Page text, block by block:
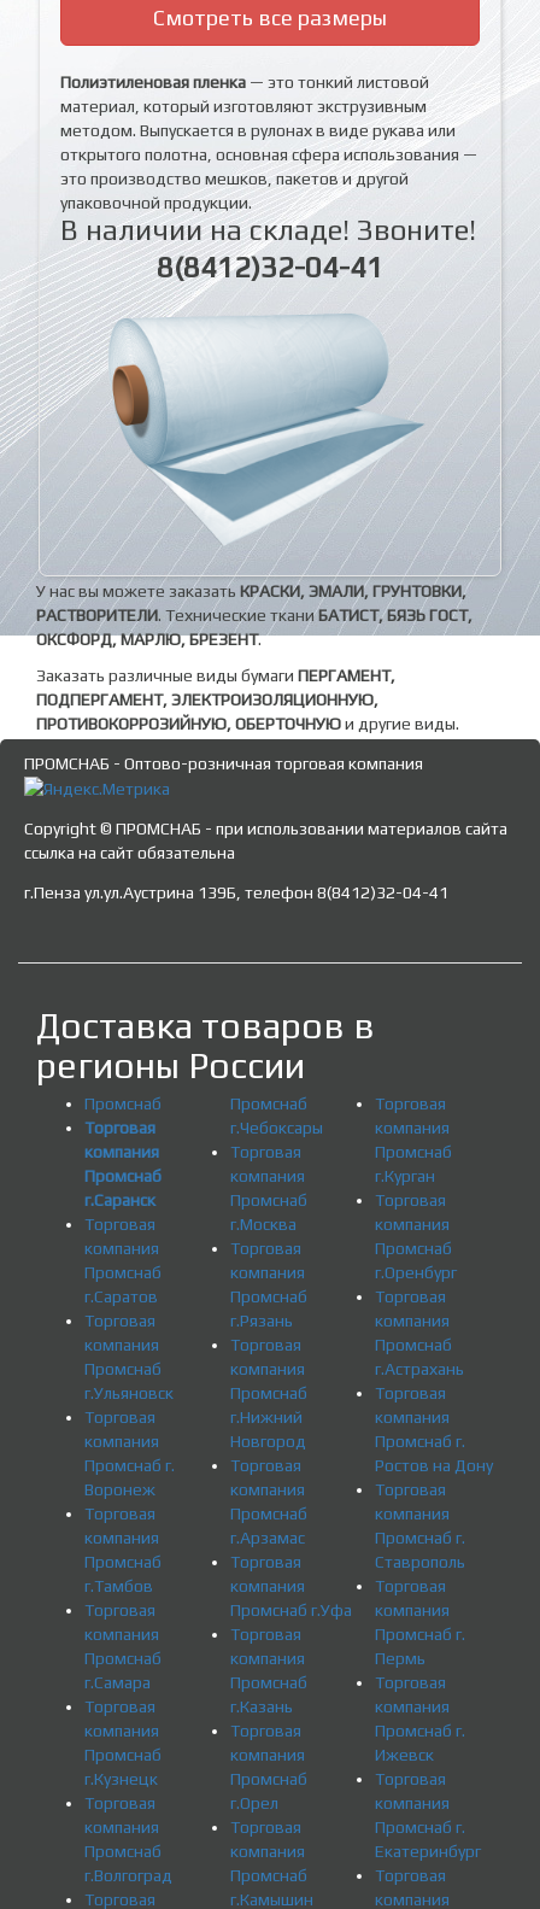
Смотреть все размеры
Полиэтиленовая пленка — это тонкий листовой
материал, который изготовляют экструзивным
методом. Выпускается в рулонах в виде рукава или
открытого полотна, основная сфера использования —
это производство мешков, пакетов и другой
упаковочной продукции.
В наличии на складе! Звоните!
8(8412)32-04-41
У нас вы можете заказать КРАСКИ, ЭМАЛИ, ГРУНТОВКИ,
РАСТВОРИТЕЛИ. Технические тканиБАТИСТ, БЯЗЬ ГОСТ,
ОКСФОРД, МАРЛЮ, БРЕЗЕНТ.
Заказать различные виды бумаги ПЕРГАМЕНТ,
ПОДПЕРГАМЕНТ, ЭЛЕКТРОИЗОЛЯЦИОННУЮ,
ПРОТИВОКОРРОЗИЙНУЮ, ОБЕРТОЧНУЮи другие виды.
ПРОМСНАБ - Оптово-розничная торговая компания
Copyright © ПРОМСНАБ - при использовании материалов сайта
ссылка на сайт обязательна
г.Пенза ул.ул.Аустрина 139Б, телефон 8(8412)32-04-41
Доставка товаров в
регионы России
Промснаб
Торговая
компания
Промснаб
г.Саранск
Торговая
компания
Промснаб
г.Саратов
Торговая
компания
Промснаб
г.Ульяновск
Торговая
компания
Промснаб г.
Воронеж
Торговая
компания
Промснаб
г.Тамбов
Торговая
компания
Промснаб
г.Самара
Торговая
компания
Промснаб
г.Кузнецк
Торговая
компания
Промснаб
г.Волгоград
Торговая
Промснаб
г.Чебоксары
Торговая
компания
Промснаб
г.Москва
Торговая
компания
Промснаб
г.Рязань
Торговая
компания
Промснаб
г.Нижний
Новгород
Торговая
компания
Промснаб
г.Арзамас
Торговая
компания
Промснаб г.Уфа
Торговая
компания
Промснаб
г.Казань
Торговая
компания
Промснаб
г.Орел
Торговая
компания
Промснаб
г.Камышин
Торговая
компания
Промснаб
г.Курган
Торговая
компания
Промснаб
г.Оренбург
Торговая
компания
Промснаб
г.Астрахань
Торговая
компания
Промснаб г.
Ростов на Дону
Торговая
компания
Промснаб г.
Ставрополь
Торговая
компания
Промснаб г.
Пермь
Торговая
компания
Промснаб г.
Ижевск
Торговая
компания
Промснаб г.
Екатеринбург
Торговая
компания